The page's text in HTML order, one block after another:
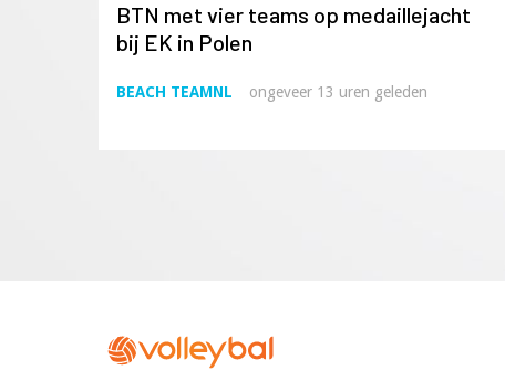
BTN met vier teams op medaillejacht
bij EK in Polen
BEACH TEAMNL ongeveer 13 uren geleden